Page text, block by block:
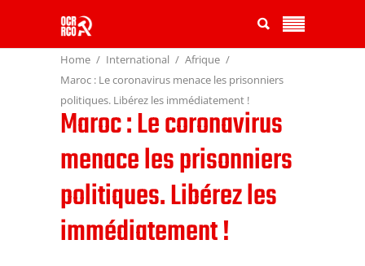
Home International
Afrique
Maroc : Le coronavirus menace les prisonniers
politiques. Libérez les immédiatement !
Maroc : Le coronavirus
menace les prisonniers
politiques. Libérez les
immédiatement !